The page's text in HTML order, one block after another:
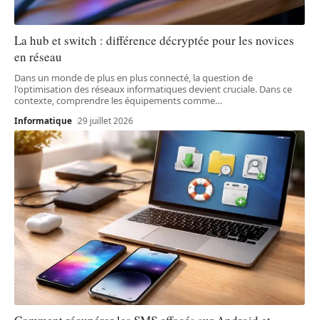
La hub et switch : différence décryptée pour les novices
en réseau
Dans un monde de plus en plus connecté, la question de
l'optimisation des réseaux informatiques devient cruciale. Dans ce
contexte, comprendre les équipements comme…
Informatique 29 juillet 2026